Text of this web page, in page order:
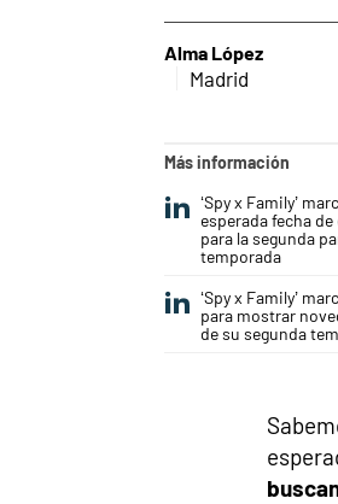
Alma López
Madrid
Más información
‘Spy x Family’
esperada fecha
para la segunda
temporada
‘Spy x Family’
para mostrar
de su segunda